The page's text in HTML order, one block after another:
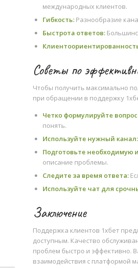
международных клиентов.
Гибкость: Разнообразие
Быстрота ответов:
Советы по
Чтобы получить максимально
при обращении в поддержку
Четко формулируйте
понять.
Используйте нужный канал:
Подготовьте необходимую
описание проблемы.
Следите за время ответа:
Используйте чат для
Заключение
Поддержка клиентов 1хбет
доступным. Качество
проблем быстро и эффективно.
взаимодействия с платформой